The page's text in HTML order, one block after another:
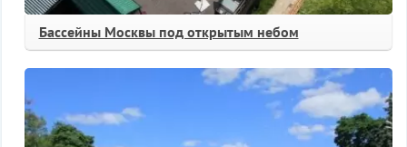
Бассейны Москвы под открытым небом